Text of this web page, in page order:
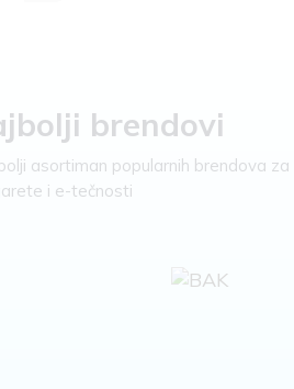
brendovi
asortiman popularnih brendova za
i e-tečnosti